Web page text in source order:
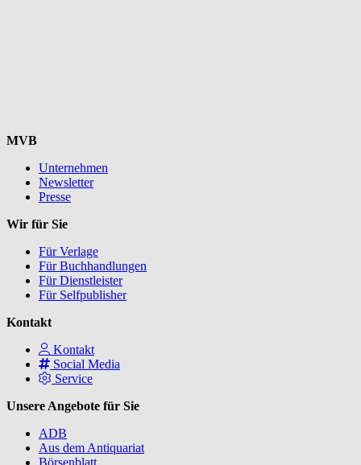
MVB
Unternehmen
Newsletter
Presse
Wir für Sie
Für Verlage
Für Buchhandlungen
Für Dienstleister
Für Selfpublisher
Kontakt
Kontakt
Social Media
Service
Unsere Angebote für Sie
ADB
Aus dem Antiquariat
Börsenblatt